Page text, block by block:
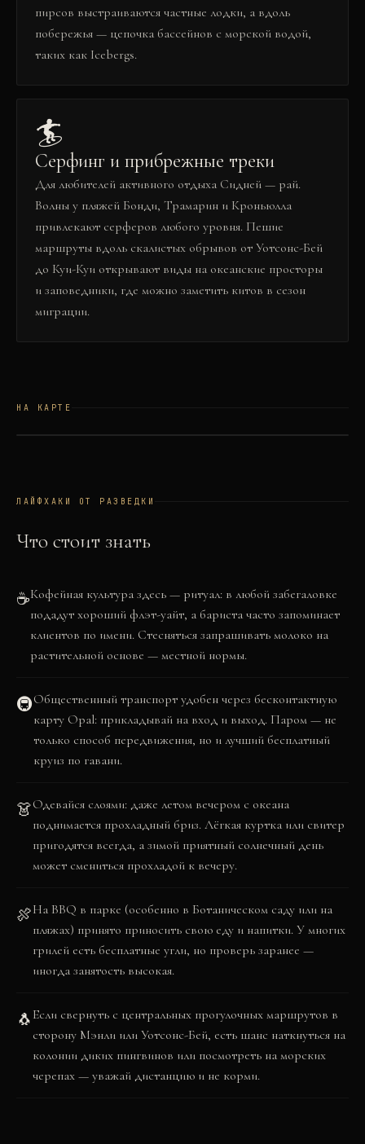
пирсов выстраиваются частные лодки, а вдоль
побережья — цепочка бассейнов с морской водой,
таких как Icebergs.
🏄
Серфинг и прибрежные треки
Для любителей активного отдыха Сидней — рай.
Волны у пляжей Бонди, Трамарин и Кроньюлла
привлекают серферов любого уровня. Пешие
маршруты вдоль скалистых обрывов от Уотсонс-Бей
до Куи-Куи открывают виды на океанские просторы
и заповедники, где можно заметить китов в сезон
миграции.
НА КАРТЕ
ЛАЙФХАКИ ОТ РАЗВЕДКИ
Что стоит знать
☕Кофейная культура здесь — ритуал: в любой забегаловке
подадут хороший флэт-уайт, а бариста часто запоминает
клиентов по имени. Стесняться запрашивать молоко на
растительной основе — местной нормы.
🚇Общественный транспорт удобен через бесконтактную
карту Opal: прикладывай на вход и выход. Паром — не
только способ передвижения, но и лучший бесплатный
круиз по гавани.
👗Одевайся слоями: даже летом вечером с океана
поднимается прохладный бриз. Лёгкая куртка или свитер
пригодятся всегда, а зимой приятный солнечный день
может смениться прохладой к вечеру.
🍖На BBQ в парке (особенно в Ботаническом саду или на
пляжах) принято приносить свою еду и напитки. У многих
грилей есть бесплатные угли, но проверь заранее —
иногда занятость высокая.
🐧 Если свернуть с центральных прогулочных маршрутов в
сторону Мэнли или Уотсонс-Бей, есть шанс наткнуться на
колонии диких пингвинов или посмотреть на морских
черепах — уважай дистанцию и не корми.